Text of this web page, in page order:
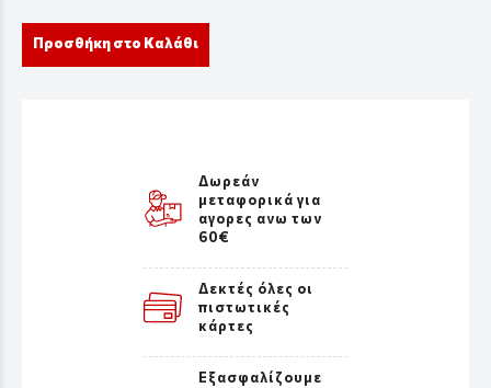
Προσθήκη στο Καλάθι
Δωρεάν
μεταφορικά για
αγορες ανω των
60€
Δεκτές όλες οι
πιστωτικές
κάρτες
Εξασφαλίζουμε